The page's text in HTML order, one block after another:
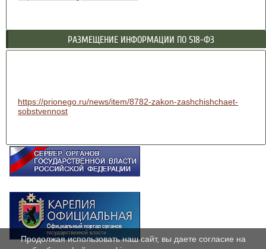
РАЗМЕЩЕНИЕ ИНФОРМАЦИИ ПО 518-ФЗ
https://prionego.ru/news/item/8782-zakon-zashchishchaet-
sobstvennost
Продолжая использовать наш сайт, вы даете согласие на